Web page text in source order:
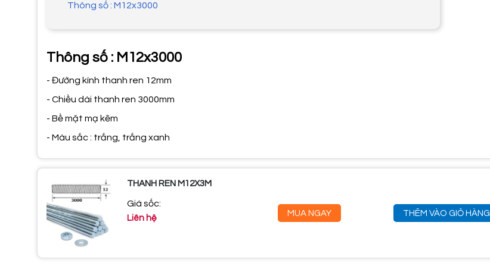
Thông số : M12x3000
Thông số : M12x3000
- Đường kính thanh ren 12mm
- Chiều dài thanh ren 3000mm
- Bề mặt mạ kẽm
- Màu sắc : trắng, trắng xanh
THANH REN M12X3M
Giá sốc:
Liên hệ
MUA NGAY THÊM VÀO GIỎ HÀNG